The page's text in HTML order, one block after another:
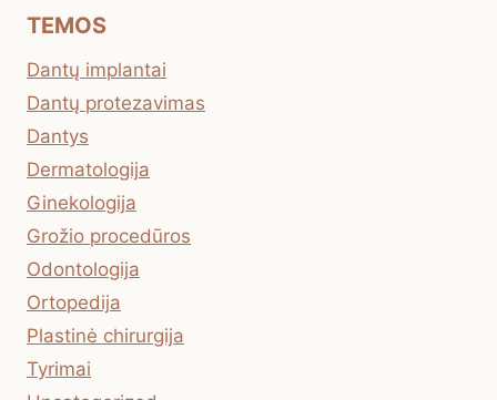
TEMOS
Dantų implantai
Dantų protezavimas
Dantys
Dermatologija
Ginekologija
Grožio procedūros
Odontologija
Ortopedija
Plastinė chirurgija
Tyrimai